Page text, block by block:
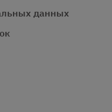
данных